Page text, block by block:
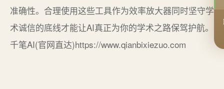
准确性。合理使用这些工具作为效率放大器同时坚守学
术诚信的底线才能让AI真正为你的学术之路保驾护航。
千笔AI(官网直达)https://www.qianbixiezuo.com